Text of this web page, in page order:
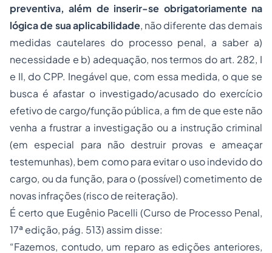
preventiva, além de inserir-se obrigatoriamente na
lógica de sua aplicabilidade, não diferente das demais
medidas cautelares do processo penal, a saber a)
necessidade e b) adequação, nos termos do art. 282, I
e II, do CPP. Inegável que, com essa medida, o que se
busca é afastar o investigado/acusado do exercício
efetivo de cargo/função pública, a fim de que este não
venha a frustrar a investigação ou a instrução criminal
(em especial para não destruir provas e ameaçar
testemunhas), bem como para evitar o uso indevido do
cargo, ou da função, para o (possível) cometimento de
novas infrações (risco de reiteração).
É certo que Eugênio Pacelli (Curso de Processo Penal,
17ª edição, pág. 513) assim disse:
“Fazemos, contudo, um reparo as edições anteriores,